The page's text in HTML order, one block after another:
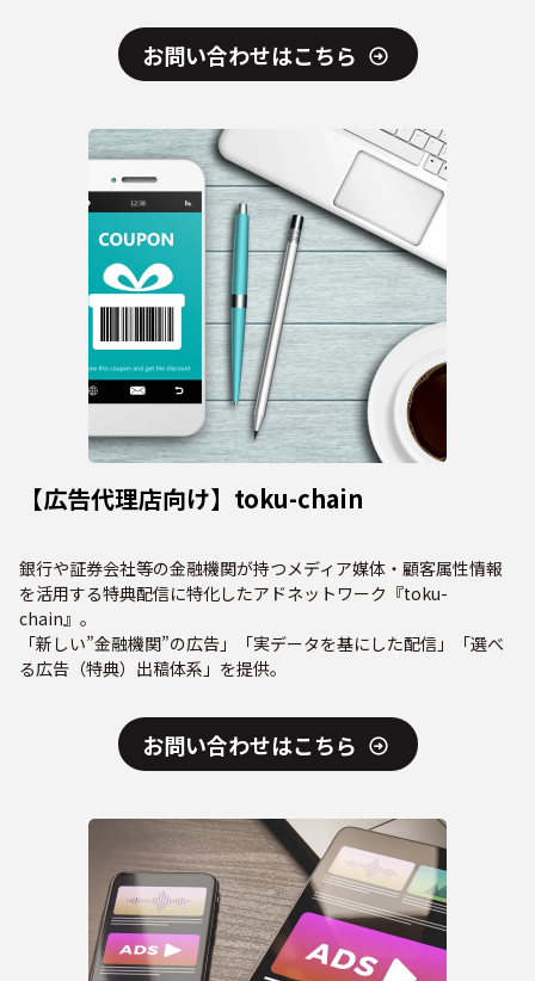
お問い合わせはこちら
【広告代理店向け】toku-chain
銀行や証券会社等の金融機関が持つメディア媒体・顧客属性情報
を活用する特典配信に特化したアドネットワーク『toku-
chain』。
「新しい”金融機関”の広告」「実データを基にした配信」「選べ
る広告（特典）出稿体系」を提供。
お問い合わせはこちら